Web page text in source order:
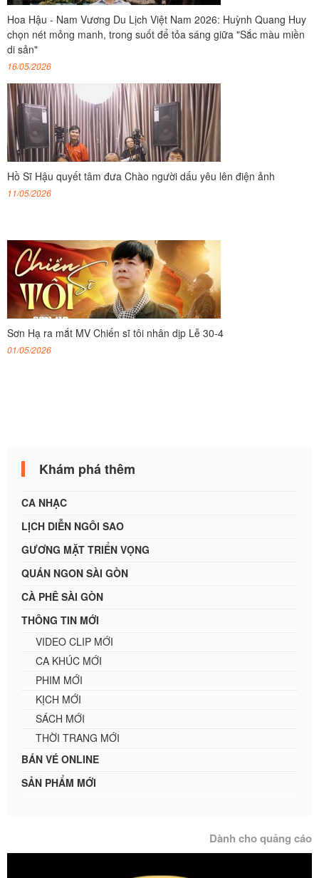
Hoa Hậu - Nam Vương Du Lịch Việt Nam 2026: Huỳnh Quang Huy
chọn nét mỏng manh, trong suốt để tỏa sáng giữa "Sắc màu miền
di sản"
16/05/2026
Hồ Sĩ Hậu quyết tâm đưa Chào người dấu yêu lên điện ảnh
11/05/2026
Sơn Hạ ra mắt MV Chiến sĩ tôi nhân dịp Lễ 30-4
01/05/2026
Khám phá thêm
CA NHẠC
LỊCH DIỄN NGÔI SAO
GƯƠNG MẶT TRIỂN VỌNG
QUÁN NGON SÀI GÒN
CÀ PHÊ SÀI GÒN
THÔNG TIN MỚI
VIDEO CLIP MỚI
CA KHÚC MỚI
PHIM MỚI
KỊCH MỚI
SÁCH MỚI
THỜI TRANG MỚI
BÁN VÉ ONLINE
SẢN PHẨM MỚI
Dành cho quảng cáo